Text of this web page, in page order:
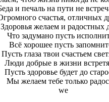
и печаль на пути не
счастья, отличных
Здоровья желаем и радостных
Что задумано пусть
Всё хорошее пусть
Пусть глаза твои счастьем
Люди добрые в жизни
Пусть здоровье будет до
Мы желаем тебе только
we